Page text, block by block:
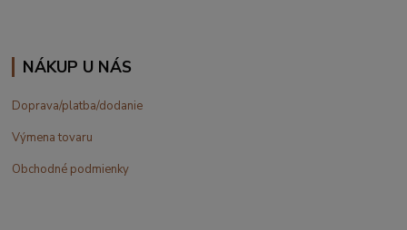
NÁKUP U NÁS
Doprava/platba/dodanie
Výmena tovaru
Obchodné podmienky